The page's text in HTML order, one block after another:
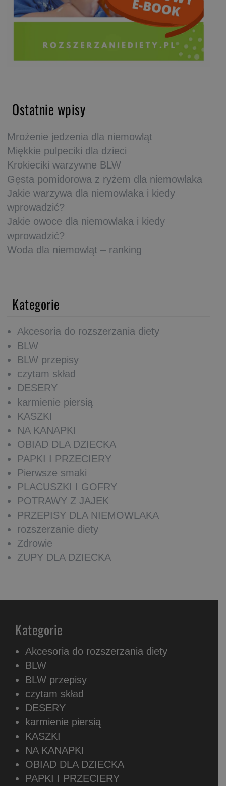
Ostatnie wpisy
Mrożenie jedzenia dla niemowląt
Miękkie pulpeciki dla dzieci
Krokieciki warzywne BLW
Gęsta pomidorowa z ryżem dla niemowlaka
Jakie warzywa dla niemowlaka i kiedy
wprowadzić?
Jakie owoce dla niemowlaka i kiedy
wprowadzić?
Woda dla niemowląt – ranking
Kategorie
Akcesoria do rozszerzania diety
BLW
BLW przepisy
czytam skład
DESERY
karmienie piersią
KASZKI
NA KANAPKI
OBIAD DLA DZIECKA
PAPKI I PRZECIERY
Pierwsze smaki
PLACUSZKI I GOFRY
POTRAWY Z JAJEK
PRZEPISY DLA NIEMOWLAKA
rozszerzanie diety
Zdrowie
ZUPY DLA DZIECKA
Kategorie
Akcesoria do rozszerzania diety
BLW
BLW przepisy
czytam skład
DESERY
karmienie piersią
KASZKI
NA KANAPKI
OBIAD DLA DZIECKA
PAPKI I PRZECIERY